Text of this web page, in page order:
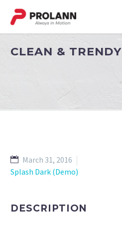
CLEAN & TRENDY
March 31, 2016
Splash Dark (Demo)
DESCRIPTION